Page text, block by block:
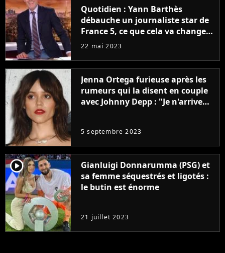
Quotidien : Yann Barthès
débauche un journaliste star de
France 5, ce que cela va changer
à la rentrée
22 mai 2023
Jenna Ortega furieuse après les
rumeurs qui la disent en couple
avec Johnny Depp : "Je n'arrive
5 septembre 2023
player2
Gianluigi Donnarumma (PSG) et
sa femme séquestrés et ligotés :
le butin est énorme
21 juillet 2023